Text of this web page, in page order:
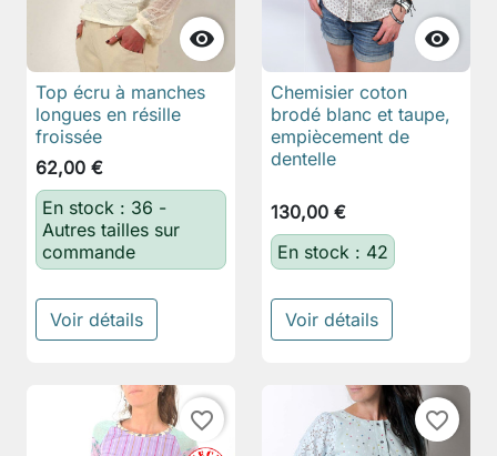

Top écru à manches
longues en résille
froissée
62,00 €
En stock : 36 -
Autres tailles sur
commande
Voir détails

Chemisier coton
brodé blanc et taupe,
empiècement de
dentelle
130,00 €
En stock : 42
Voir détails
favorite_border favorite_border